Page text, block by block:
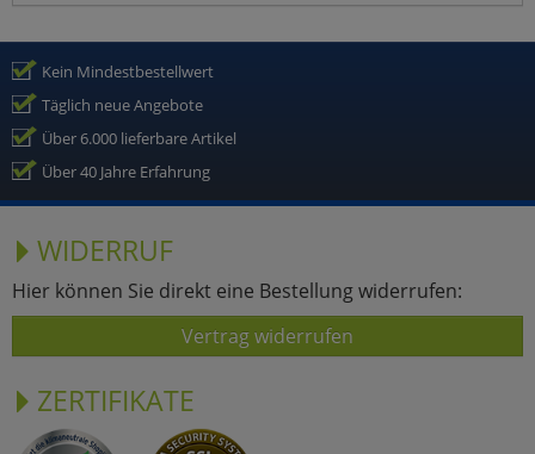
Kein Mindestbestellwert
Täglich neue Angebote
Über 6.000 lieferbare Artikel
Über 40 Jahre Erfahrung
WIDERRUF
Hier können Sie direkt eine Bestellung widerrufen:
Vertrag widerrufen
ZERTIFIKATE